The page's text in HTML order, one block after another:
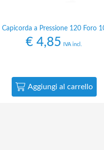
Capicorda a Pressione 120 Foro
€ 4,85 IVA incl.
Aggiungi al carrello